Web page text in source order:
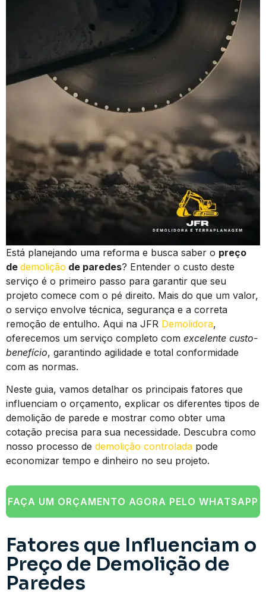
Está planejando uma reforma e busca saber o preço
de demolição de paredes? Entender o custo deste
serviço é o primeiro passo para garantir que seu
projeto comece com o pé direito. Mais do que um valor,
o serviço envolve técnica, segurança e a correta
remoção de entulho. Aqui na JFR Demolidora,
oferecemos um serviço completo com excelente custo-
benefício, garantindo agilidade e total conformidade
com as normas.
Neste guia, vamos detalhar os principais fatores que
influenciam o orçamento, explicar os diferentes tipos de
demolição de parede e mostrar como obter uma
cotação precisa para sua necessidade. Descubra como
nosso processo de demolição controlada pode
economizar tempo e dinheiro no seu projeto.
FAÇA UM ORÇAMENTO AGORA PELO WHATSAPP
Fatores que Influenciam o
Preço de Demolição de
Paredes